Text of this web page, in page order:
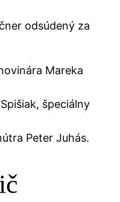
odsúdený za
Mareka
špeciálny
Peter Juhás.